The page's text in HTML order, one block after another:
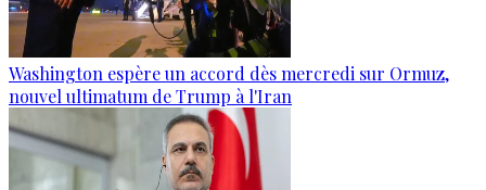
Washington espère un accord dès mercredi sur Ormuz,
nouvel ultimatum de Trump à l'Iran